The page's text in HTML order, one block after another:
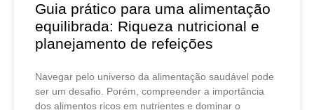
Guia prático para uma alimentação
equilibrada: Riqueza nutricional e
planejamento de refeições
Navegar pelo universo da alimentação saudável pode
ser um desafio. Porém, compreender a importância
dos alimentos ricos em nutrientes e dominar o